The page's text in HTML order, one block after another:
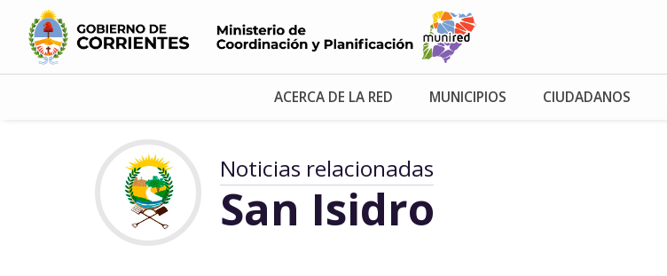
ACERCA DE LA RED MUNICIPIOS CIUDADANOS
Noticias relacionadas
San Isidro